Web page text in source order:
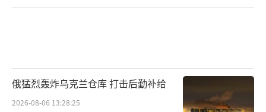
俄猛烈轰炸乌克兰仓库 打击后勤补给
2026-08-06 13:28:25